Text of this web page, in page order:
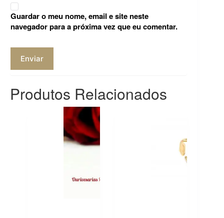
Guardar o meu nome, email e site neste
navegador para a próxima vez que eu comentar.
Enviar
Produtos Relacionados